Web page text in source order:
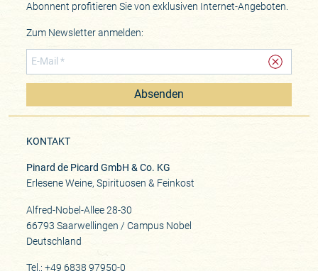
Abonnent profitieren Sie von exklusiven Internet-Angeboten.
Zum Newsletter anmelden:
Absenden
KONTAKT
Pinard de Picard GmbH & Co. KG
Erlesene Weine, Spirituosen & Feinkost
Alfred-Nobel-Allee 28-30
66793 Saarwellingen / Campus Nobel
Deutschland
Tel.: +49 6838 97950-0